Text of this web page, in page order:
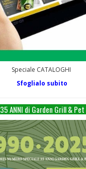
Speciale CATALOGHI
Sfoglialo subito
35 ANNI di Garden Grill & Pet